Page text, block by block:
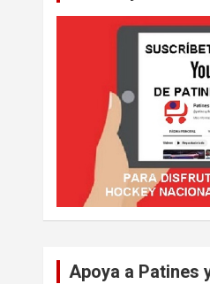
Apoya a Patines